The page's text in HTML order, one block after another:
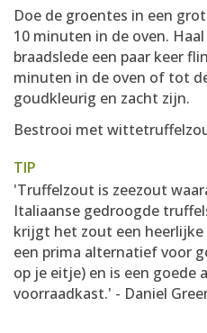
Doe de groentes in een
10 minuten in de oven.
braadslede een paar keer
minuten in de oven of tot
goudkleurig en zacht zijn.
Bestrooi met
TIP
'Truffelzout is zeezout
Italiaanse gedroogde
krijgt het zout een heerlijke
een prima alternatief voor
op je eitje) en is een goede
voorraadkast.' - Daniel